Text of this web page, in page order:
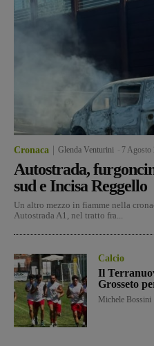
Cronaca Glenda Venturini 7 Agosto
Autostrada,
sud e Incisa Reggello
Un altro mezzo in fiamme nella
Autostrada A1, nel tratto fra...
Calcio
Il
Grosseto
Michele Bossini